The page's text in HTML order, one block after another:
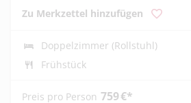
Zu Merkzettel hinzufügen
Doppelzimmer (Rollstuhl)
Frühstück
Preis pro Person 759€*